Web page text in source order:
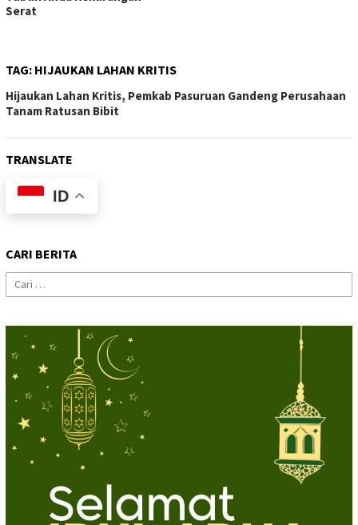
Serat
TAG: HIJAUKAN LAHAN KRITIS
Hijaukan Lahan Kritis, Pemkab Pasuruan Gandeng Perusahaan
Tanam Ratusan Bibit
TRANSLATE
ID
CARI BERITA
Cari
untuk: